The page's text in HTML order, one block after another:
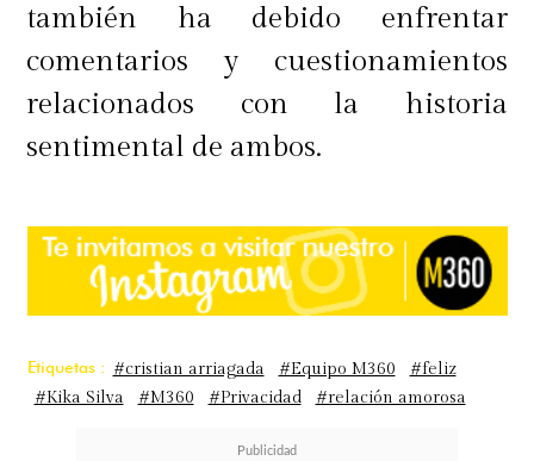
también ha debido enfrentar
comentarios y cuestionamientos
relacionados con la historia
sentimental de ambos.
Etiquetas : #cristian arriagada #Equipo M360
#feliz
#Kika Silva
#M360 #Privacidad #relación amorosa